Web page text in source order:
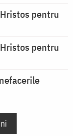
pentru
pentru